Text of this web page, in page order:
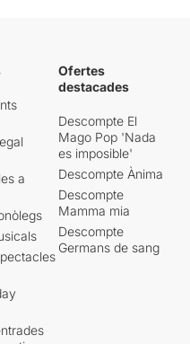
a
Ofertes
destacades
Descompte El
Mago Pop 'Nada
es imposible'
Descompte Ànima
Descompte
Mamma mia
Descompte
Germans de sang